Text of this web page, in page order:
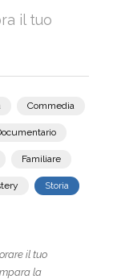
il tuo
Commedia
Familiare
Storia
il tuo
la